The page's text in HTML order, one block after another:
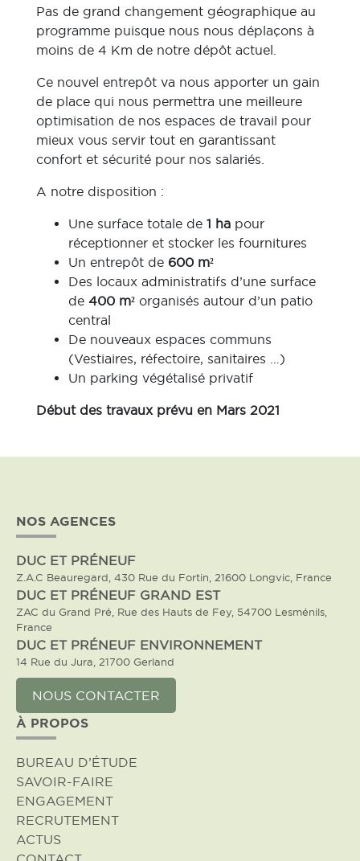
Pas de grand changement géographique au
programme puisque nous nous déplaçons à
moins de 4 Km de notre dépôt actuel.
Ce nouvel entrepôt va nous apporter un gain
de place qui nous permettra une meilleure
optimisation de nos espaces de travail pour
mieux vous servir tout en garantissant
confort et sécurité pour nos salariés.
A notre disposition :
Une surface totale de 1 ha pour
réceptionner et stocker les fournitures
Un entrepôt de 600 m²
Des locaux administratifs d’une surface
de 400 m² organisés autour d’un patio
central
De nouveaux espaces communs
(Vestiaires, réfectoire, sanitaires …)
Un parking végétalisé privatif
Début des travaux prévu en Mars 2021
NOS AGENCES
DUC ET PRÉNEUF
Z.A.C Beauregard, 430 Rue du Fortin, 21600 Longvic, France
DUC ET PRÉNEUF GRAND EST
ZAC du Grand Pré, Rue des Hauts de Fey, 54700 Lesménils,
France
DUC ET PRÉNEUF ENVIRONNEMENT
14 Rue du Jura, 21700 Gerland
NOUS CONTACTER
À PROPOS
BUREAU D’ÉTUDE
SAVOIR-FAIRE
ENGAGEMENT
RECRUTEMENT
ACTUS